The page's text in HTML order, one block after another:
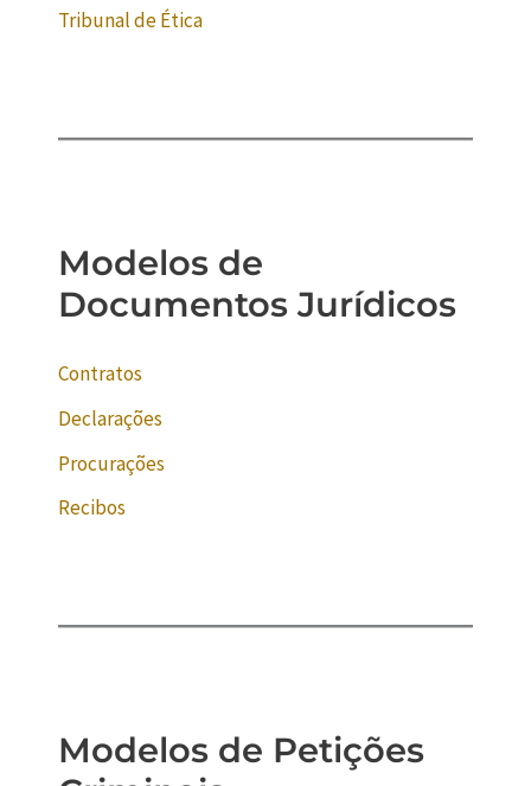
Tribunal de Ética
Modelos de
Documentos Jurídicos
Contratos
Declarações
Procurações
Recibos
Modelos de Petições